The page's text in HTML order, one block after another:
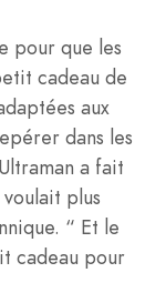
pour que les
cadeau de
aux
dans les
a fait
plus
“ Et le
cadeau pour